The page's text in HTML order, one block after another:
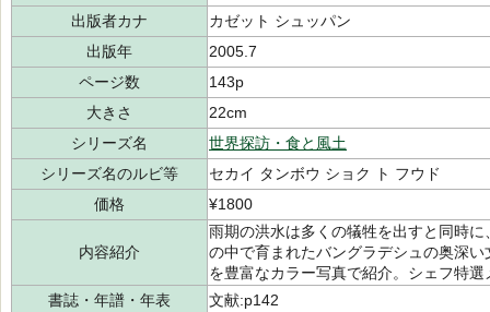
出版者カナ
カゼット シュッパン
出版年
2005.7
ページ数
143p
大きさ
22cm
シリーズ名
世界探訪・食と風土
シリーズ名のルビ等
セカイ タンボウ ショク ト フウド
価格
¥1800
内容紹介
雨期の洪水は多くの犠牲を出すと同時
の中で育まれたバングラデシュの奥深
を豊富なカラー写真で紹介。シェフ特
書誌・年譜・年表
文献:p142